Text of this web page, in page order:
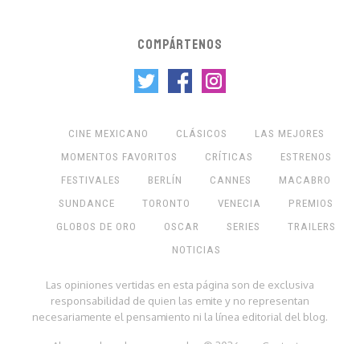
COMPÁRTENOS
CINE MEXICANO CLÁSICOS
LAS MEJORES
MOMENTOS FAVORITOS
CRÍTICAS
ESTRENOS
FESTIVALES
BERLÍN CANNES
MACABRO
SUNDANCE
TORONTO VENECIA
PREMIOS
GLOBOS DE ORO
OSCAR SERIES
TRAILERS
NOTICIAS
Las opiniones vertidas en esta página son de exclusiva
responsabilidad de quien las emite y no representan
necesariamente el pensamiento ni la línea editorial del blog.